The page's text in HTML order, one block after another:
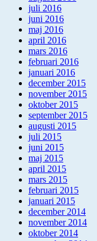
juli 2016
juni 2016
maj 2016
april 2016
mars 2016
februari 2016
januari 2016
december 2015
november 2015
oktober 2015
september 2015
augusti 2015
juli 2015
juni 2015
maj 2015
april 2015
mars 2015
februari 2015
januari 2015
december 2014
november 2014
oktober 2014